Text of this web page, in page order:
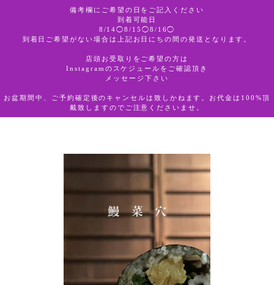
備考欄にご希望の日をご記入ください
到着可能日
8/14◯8/15◯8/16◯
到着日ご希望がない場合は上記お日にちの間の発送となります。
店頭お受取りをご希望の方は
Instagramのスケジュールをご確認頂き
メッセージ下さい
お盆期間中、ご予約確定後のキャンセルは致しかねます。お代金は100%頂
戴致しますのでご注意くださいませ。
ototojet